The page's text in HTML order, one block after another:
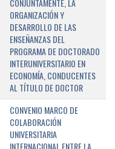
CONJUNTAMENTE, LA
ORGANIZACIÓN Y
DESARROLLO DE LAS
ENSEÑANZAS DEL
PROGRAMA DE DOCTORADO
INTERUNIVERSITARIO EN
ECONOMÍA, CONDUCENTES
AL TÍTULO DE DOCTOR
CONVENIO MARCO DE
COLABORACIÓN
UNIVERSITARIA
INTERNACIONAL ENTRE LA